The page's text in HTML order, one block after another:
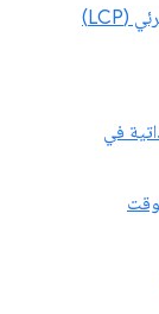
إتاحة بيانات حقل "سرعة عرض أكبر محتوى مرئي (LCP)
في